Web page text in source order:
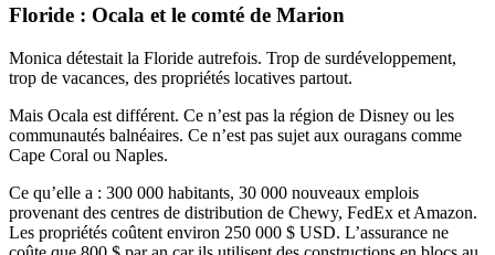
Floride : Ocala et le comté de Marion
Monica détestait la Floride autrefois. Trop de surdéveloppement,
trop de vacances, des propriétés locatives partout.
Mais Ocala est différent. Ce n’est pas la région de Disney ou les
communautés balnéaires. Ce n’est pas sujet aux ouragans comme
Cape Coral ou Naples.
Ce qu’elle a : 300 000 habitants, 30 000 nouveaux emplois
provenant des centres de distribution de Chewy, FedEx et Amazon.
Les propriétés coûtent environ 250 000 $ USD. L’assurance ne